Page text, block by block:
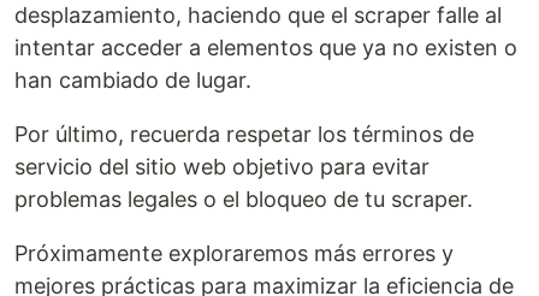
desplazamiento, haciendo que el scraper falle al
intentar acceder a elementos que ya no existen o
han cambiado de lugar.
Por último, recuerda respetar los términos de
servicio del sitio web objetivo para evitar
problemas legales o el bloqueo de tu scraper.
Próximamente exploraremos más errores y
mejores prácticas para maximizar la eficiencia de